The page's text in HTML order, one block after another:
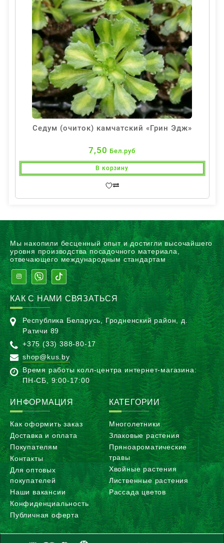
Седум (очиток) камчатский «Грин Эдж»
7,50 Бел.руб
В корзину
Мы накопили бесценный опыт и достигли высочайшего
уровня производства посадочного материала,
отвечающего международным стандартам
КАК С НАМИ СВЯЗАТЬСЯ
Республика Беларусь, Гродненский район, д.
Ратичи 89
+375 (33) 388-80-17
shop@kus.by
Время работы колл-центра интернет-магазина:
ПН-CБ, 9:00-17:00
ИНФОРМАЦИЯ
Как оформить заказ
Доставка и оплата
Покупателям
Контакты
Для оптовых
покупателей
Наши вакансии
Конфиденциальность
Публичная оферта
КАТЕГОРИИ
Многолетники
Злаковые растения
Пряноароматические
травы
Хвойные растения
Лиственные растения
Рассада цветов